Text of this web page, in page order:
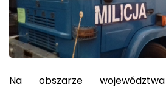
Na obszarze